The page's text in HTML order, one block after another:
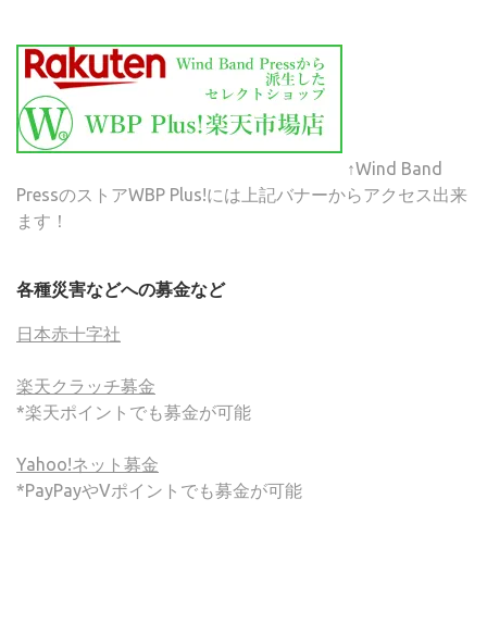
↑Wind Band
PressのストアWBP Plus!には上記バナーからアクセス出来
ます！
各種災害などへの募金など
日本赤十字社
楽天クラッチ募金
*楽天ポイントでも募金が可能
Yahoo!ネット募金
*PayPayやVポイントでも募金が可能